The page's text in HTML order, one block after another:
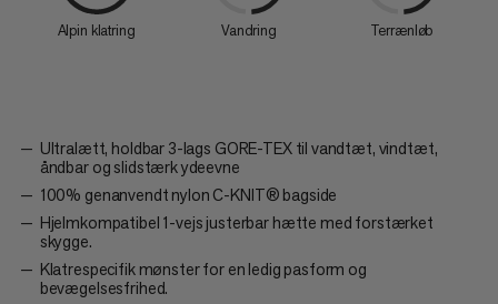
Alpin klatring Vandring Terrænløb
Ultralætt, holdbar 3-lags GORE-TEX til vandtæt, vindtæt,
åndbar og slidstærk ydeevne
100% genanvendt nylon C-KNIT® bagside
Hjelmkompatibel 1-vejs justerbar hætte med forstærket
skygge.
Klatrespecifik mønster for en ledig pasform og
bevægelsesfrihed.